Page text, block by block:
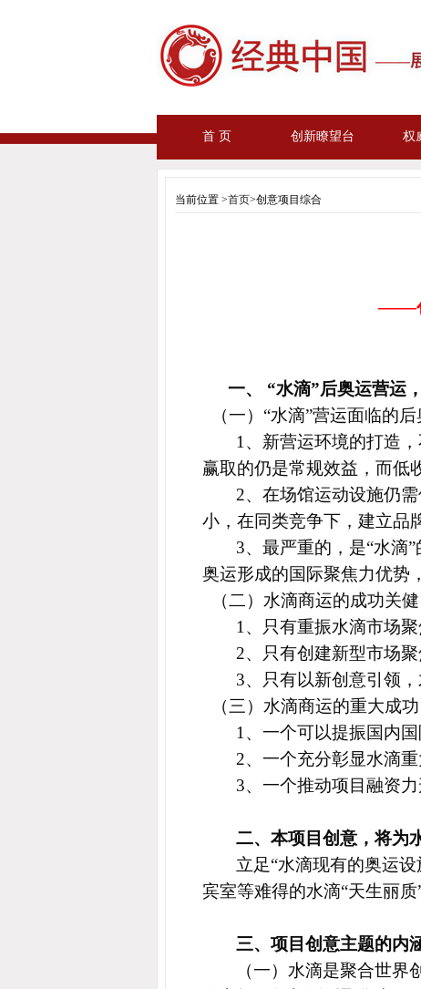
首 页 创新瞭望台 权
当前位置 >首页>创意项目综合
——
一、 “水滴”后奥运营运
（一）“水滴”营运面临的后
1 、新营运环境的打造
赢取的仍是常规效益，而低
2、在场馆运动设施仍
小，在同类竞争下，建立品
3、最严重的，是“水滴
奥运形成的国际聚焦力优势
（二）水滴商运的成功关
1 、只有重振水滴市场
2、只有创建新型市场
3、只有以新创意引领
（三）水滴商运的重大成
1 、一个可以提振国内
2、一个充分彰显水滴
3、一个推动项目融资
二、本项目创意，将为
立足“水滴现有的奥运
宾室等难得的水滴“天生丽
三、项目创意主题的内
（一）水滴是聚合世